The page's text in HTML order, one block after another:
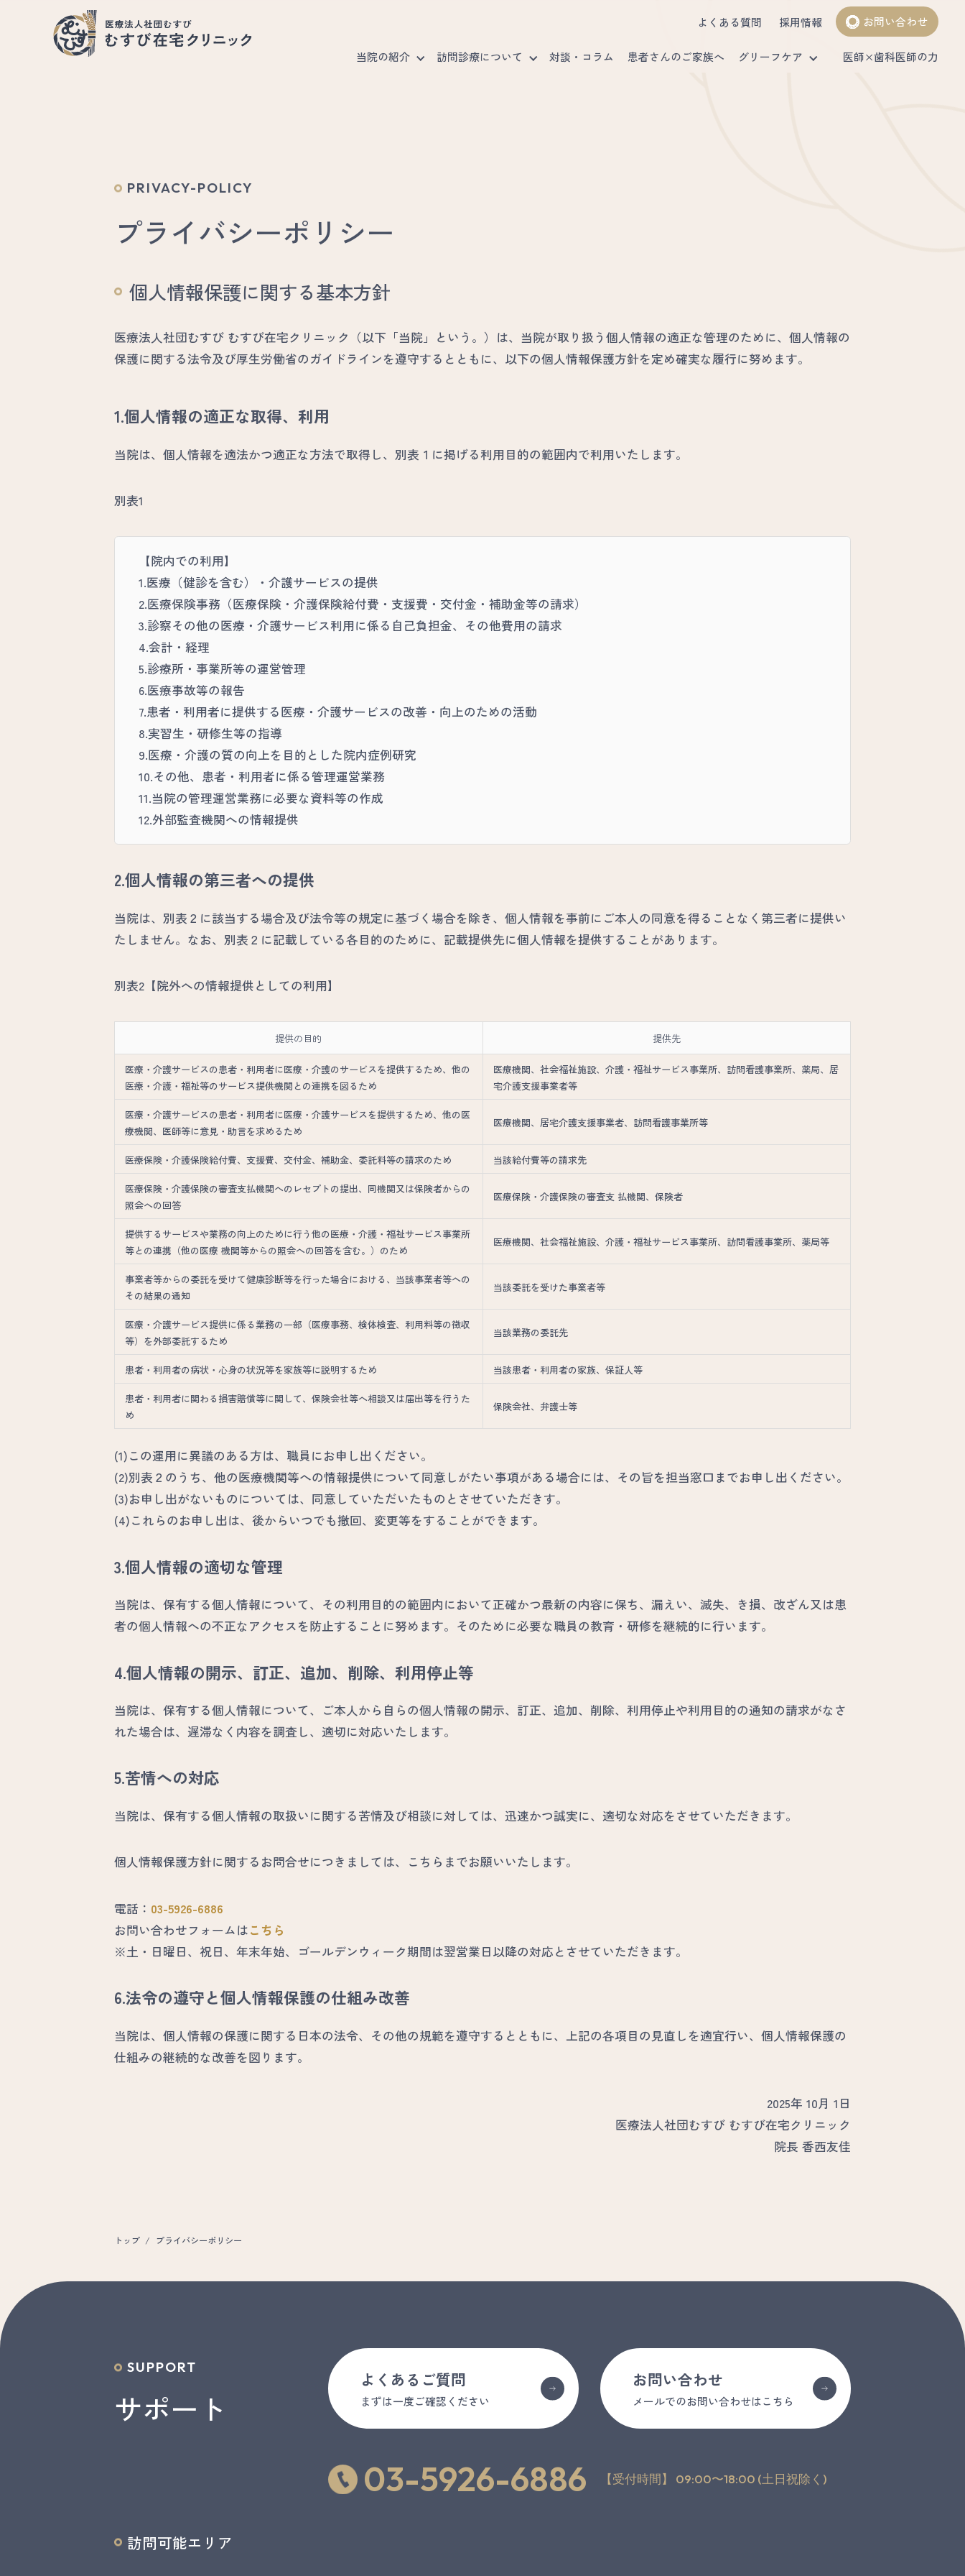
よくある質問 採用情報 お問い合わせ
当院の紹介 訪問診療について 対談・コラム 患者さんのご家族へ グリーフケア 医師×歯科医師の力
PRIVACY-POLICY
プライバシーポリシー
個人情報保護に関する基本方針
医療法人社団むすび むすび在宅クリニック（以下「当院」という。）は、当院が取り扱う個人情報の適正な管理のために、個人情報の
保護に関する法令及び厚生労働省のガイドラインを遵守するとともに、以下の個人情報保護方針を定め確実な履行に努めます。
1.個人情報の適正な取得、利用
当院は、個人情報を適法かつ適正な方法で取得し、別表１に掲げる利用目的の範囲内で利用いたします。
別表1
【院内での利用】
1.医療（健診を含む）・介護サービスの提供
2.医療保険事務（医療保険・介護保険給付費・支援費・交付金・補助金等の請求）
3.診察その他の医療・介護サービス利用に係る自己負担金、その他費用の請求
4.会計・経理
5.診療所・事業所等の運営管理
6.医療事故等の報告
7.患者・利用者に提供する医療・介護サービスの改善・向上のための活動
8.実習生・研修生等の指導
9.医療・介護の質の向上を目的とした院内症例研究
10.その他、患者・利用者に係る管理運営業務
11.当院の管理運営業務に必要な資料等の作成
12.外部監査機関への情報提供
2.個人情報の第三者への提供
当院は、別表２に該当する場合及び法令等の規定に基づく場合を除き、個人情報を事前にご本人の同意を得ることなく第三者に提供い
たしません。なお、別表２に記載している各目的のために、記載提供先に個人情報を提供することがあります。
別表2【院外への情報提供としての利用】
提供の目的 提供先
医療・介護サービスの患者・利用者に医療・介護のサービスを提供するため、他の
医療・介護・福祉等のサービス提供機関との連携を図るため
医療機関、社会福祉施設、介護・福祉サービス事業所、訪問看護事業所、薬局、居
宅介護支援事業者等
医療・介護サービスの患者・利用者に医療・介護サービスを提供するため、他の医
療機関、医師等に意見・助言を求めるため
医療機関、居宅介護支援事業者、訪問看護事業所等
医療保険・介護保険給付費、支援費、交付金、補助金、委託料等の請求のため 当該給付費等の請求先
医療保険・介護保険の審査支払機関へのレセプトの提出、同機関又は保険者からの
照会への回答
医療保険・介護保険の審査支 払機関、保険者
提供するサービスや業務の向上のために行う他の医療・介護・福祉サービス事業所
等との連携（他の医療 機関等からの照会への回答を含む。）のため
医療機関、社会福祉施設、介護・福祉サービス事業所、訪問看護事業所、薬局等
事業者等からの委託を受けて健康診断等を行った場合における、当該事業者等への
その結果の通知
当該委託を受けた事業者等
医療・介護サービス提供に係る業務の一部（医療事務、検体検査、利用料等の徴収
等）を外部委託するため
当該業務の委託先
患者・利用者の病状・心身の状況等を家族等に説明するため 当該患者・利用者の家族、保証人等
患者・利用者に関わる損害賠償等に関して、保険会社等へ相談又は届出等を行うた
め
保険会社、弁護士等
(1)この運用に異議のある方は、職員にお申し出ください。
(2)別表２のうち、他の医療機関等への情報提供について同意しがたい事項がある場合には、その旨を担当窓口までお申し出ください。
(3)お申し出がないものについては、同意していただいたものとさせていただきす。
(4)これらのお申し出は、後からいつでも撤回、変更等をすることができます。
3.個人情報の適切な管理
当院は、保有する個人情報について、その利用目的の範囲内において正確かつ最新の内容に保ち、漏えい、滅失、き損、改ざん又は患
者の個人情報への不正なアクセスを防止することに努めます。そのために必要な職員の教育・研修を継続的に行います。
4.個人情報の開示、訂正、追加、削除、利用停止等
当院は、保有する個人情報について、ご本人から自らの個人情報の開示、訂正、追加、削除、利用停止や利用目的の通知の請求がなさ
れた場合は、遅滞なく内容を調査し、適切に対応いたします。
5.苦情への対応
当院は、保有する個人情報の取扱いに関する苦情及び相談に対しては、迅速かつ誠実に、適切な対応をさせていただきます。
個人情報保護方針に関するお問合せにつきましては、こちらまでお願いいたします。
電話： 03-5926-6886
お問い合わせフォームはこちら
※土・日曜日、祝日、年末年始、ゴールデンウィーク期間は翌営業日以降の対応とさせていただきます。
6.法令の遵守と個人情報保護の仕組み改善
当院は、個人情報の保護に関する日本の法令、その他の規範を遵守するとともに、上記の各項目の見直しを適宜行い、個人情報保護の
仕組みの継続的な改善を図ります。
2025年 10月 1日
医療法人社団むすび むすび在宅クリニック
院長 香西友佳
トップ / プライバシーポリシー
SUPPORT
サポート
よくあるご質問
まずは一度ご確認ください
お問い合わせ
メールでのお問い合わせはこちら
03-5926-6886 【受付時間】 09:00〜18:00 (土日祝除く)
訪問可能エリア